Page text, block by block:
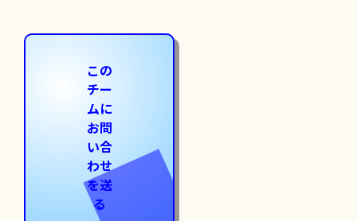
この
チー
ムに
お問
い合
わせ
を送
る